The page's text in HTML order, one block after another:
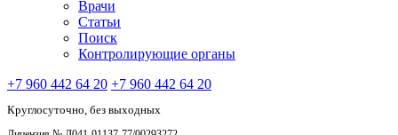
Врачи
Статьи
Поиск
Контролирующие органы
+7 960 442 64 20 +7 960 442 64 20
Круглосуточно, без выходных